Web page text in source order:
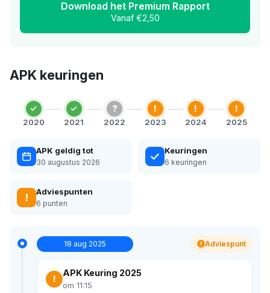
Download het Premium Rapport
Vanaf €2,50
APK keuringen
2020 2021
?
2022
!
2023
!
2024
!
2025
APK geldig tot
30 augustus 2026
Keuringen
6 keuringen
! Adviespunten
6 punten
18 aug 2025 ! Adviespunt
!
APK Keuring 2025
om 11:15